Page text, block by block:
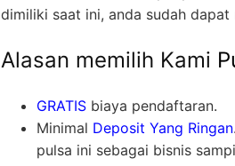
dimiliki saat ini, anda sudah
Alasan memilih Kami
GRATIS biaya pendaftaran.
Minimal Deposit Yang Ringan
pulsa ini sebagai bisnis